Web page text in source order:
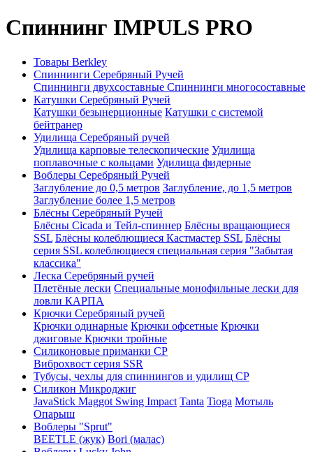
Спиннинг IMPULS PRO
Товары Berkley
Спиннинги Серебряный Ручей
Спиннинги двухсоставные Спиннинги многосоставные
Катушки Серебряный Ручей
Катушки безынерционные Катушки с системой
бейтранер
Удилища Серебряный ручей
Удилища карповые телескопические Удилища
поплавочные с кольцами Удилища фидерные
Воблеры Серебряный Ручей
Заглубление до 0,5 метров Заглубление, до 1,5 метров
Заглубление более 1,5 метров
Блёсны Серебряный Ручей
Блёсны Cicada и Тейл-спиннер Блёсны вращающиеся
SSL Блёсны колеблющиеся Кастмастер SSL Блёсны
серия SSL колеблющиеся специальная серия "Забытая
классика"
Леска Серебряный ручей
Плетёные лески Специальные монофильные лески для
ловли КАРПА
Крючки Серебряный ручей
Крючки одинарные Крючки офсетные Крючки
джиговые Крючки тройные
Силиконовые приманки СР
Виброхвост серия SSR
Тубусы, чехлы для спиннингов и удилищ СР
Силикон Микроджиг
JavaStick Maggot Swing Impact Tanta Tioga Мотыль
Опарыш
Воблеры "Sprut"
BEETLE (жук) Bori (малас)